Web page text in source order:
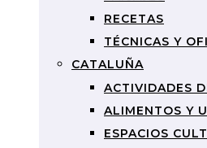
RECETAS
TÉCNICAS Y
CATALUÑA
ACTIVIDADES
ALIMENTOS Y
ESPACIOS